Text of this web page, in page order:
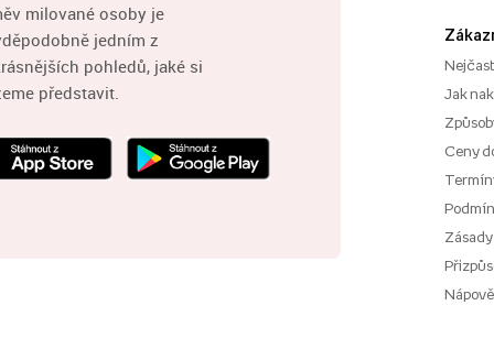
milované osoby je
jedním z
pohledů, jaké si
představit.
Jak
Ceny